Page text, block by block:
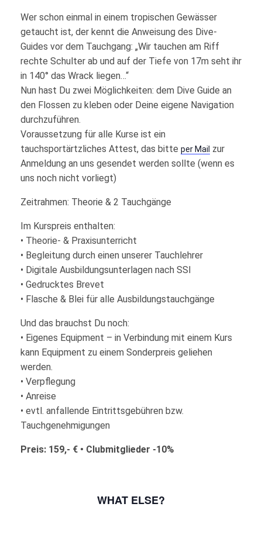
Wer schon einmal in einem tropischen Gewässer
getaucht ist, der kennt die Anweisung des Dive-
Guides vor dem Tauchgang: „Wir tauchen am Riff
rechte Schulter ab und auf der Tiefe von 17m seht ihr
in 140° das Wrack liegen…“
Nun hast Du zwei Möglichkeiten: dem Dive Guide an
den Flossen zu kleben oder Deine eigene Navigation
durchzuführen.
Voraussetzung für alle Kurse ist ein
tauchsportärtzliches Attest, das bitte per Mail zur
Anmeldung an uns gesendet werden sollte (wenn es
uns noch nicht vorliegt)
Zeitrahmen: Theorie & 2 Tauchgänge
Im Kurspreis enthalten:
• Theorie- & Praxisunterricht
• Begleitung durch einen unserer Tauchlehrer
• Digitale Ausbildungsunterlagen nach SSI
• Gedrucktes Brevet
• Flasche & Blei für alle Ausbildungstauchgänge
Und das brauchst Du noch:
• Eigenes Equipment – in Verbindung mit einem Kurs
kann Equipment zu einem Sonderpreis geliehen
werden.
• Verpflegung
• Anreise
• evtl. anfallende Eintrittsgebühren bzw.
Tauchgenehmigungen
Preis: 159,- € • Clubmitglieder -10%
WHAT ELSE?